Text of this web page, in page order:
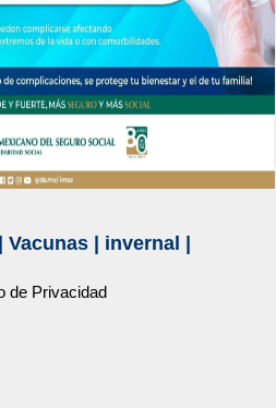
Vacunas| invernal
de Privacidad